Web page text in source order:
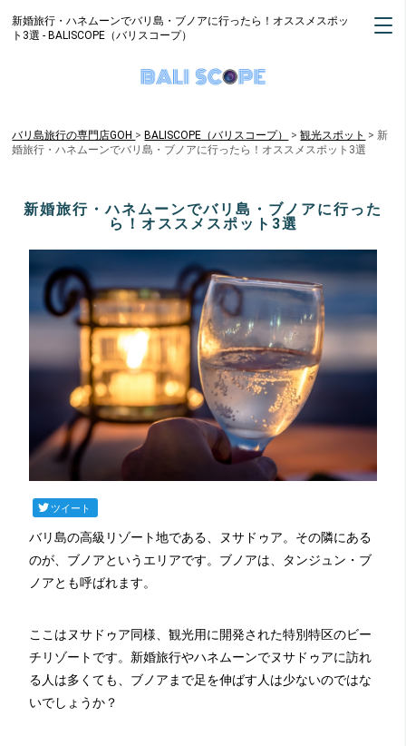
新婚旅行・ハネムーンでバリ島・ブノアに行ったら！オススメスポッ
ト3選 - BALISCOPE（バリスコープ）
バリ島旅行の専門店GOH BALISCOPE（バリスコープ） >観光スポット > 新
婚旅行・ハネムーンでバリ島・ブノアに行ったら！オススメスポット3選
新婚旅行・ハネムーンでバリ島・ブノアに行った
ら！オススメスポット3選
ツイート
バリ島の高級リゾート地である、ヌサドゥア。その隣にある
のが、ブノアというエリアです。ブノアは、タンジュン・ブ
ノアとも呼ばれます。
ここはヌサドゥア同様、観光用に開発された特別特区のビー
チリゾートです。新婚旅行やハネムーンでヌサドゥアに訪れ
る人は多くても、ブノアまで足を伸ばす人は少ないのではな
いでしょうか？